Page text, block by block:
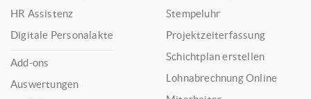
HR Assistenz
Digitale Personalakte
Add-ons
Auswertungen
Stempeluhr
Projektzeiterfassung
Schichtplan erstellen
Lohnabrechnung Online